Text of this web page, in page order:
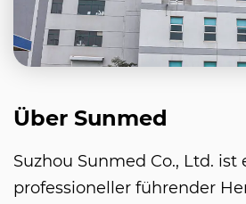
Über Sunmed
Suzhou Sunmed Co., Ltd. ist
professioneller führender